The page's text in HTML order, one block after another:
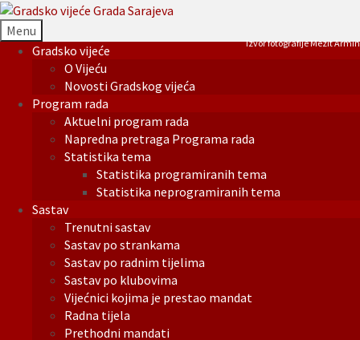
Menu
Gradsko vijeće
O Vijeću
Novosti Gradskog vijeća
Program rada
Aktuelni program rada
Napredna pretraga Programa rada
Statistika tema
Statistika programiranih tema
Statistika neprogramiranih tema
Sastav
Trenutni sastav
Sastav po strankama
Sastav po radnim tijelima
Sastav po klubovima
Vijećnici kojima je prestao mandat
Radna tijela
Prethodni mandati
Izvor fotografije Mezit Armin